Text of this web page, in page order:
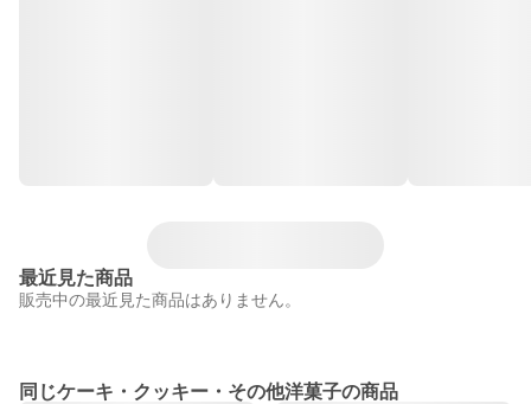
最近見た商品
販売中の最近見た商品はありません。
同じケーキ・クッキー・その他洋菓子の商品